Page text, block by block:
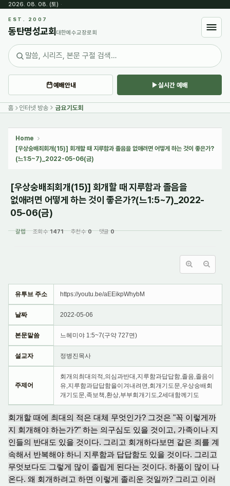
2026. 08. 08. (토) ·
EST. 2007
동탄명성교회 대한예수교장로회
예배안내 실시간 예배
홈 인터넷 방송 금요기도회
Home
[우상숭배죄회개(15)] 회개할 때 지루함과 졸음을 없애려면 어떻게 하는 것이 좋은가?
(느1:5~7)_2022-05-06(금)
[우상숭배죄회개(15)] 회개할 때 지루함과 졸음을
없애려면 어떻게 하는 것이 좋은가?(느1:5~7)_2022-
05-06(금)
갈렙 조회 수1471 추천 수0 댓글0
유투브 주소 https://youtu.be/aEEikpWhybM
날짜 2022-05-06
본문말씀 느헤미야 1:5~7(구약 727면)
설교자 정병진목사
주제어
회개의최대의적,의심과반대,지루함과답답함,졸음,졸음이
유,지루함과답답함을이겨내려면,회개기도문,우상숭배회
개기도문,족보책,환상,부부회개기도,2세대함께기도
회개할 때에 최대의 적은 대체 무엇인가? 그것은 "꼭 이렇게까
지 회개해야 하는가?" 하는 의구심도 있을 것이고, 가족이나 지
인들의 반대도 있을 것이다. 그리고 회개하다보면 같은 죄를 계
속해서 반복해야 하니 지루함과 답답함도 있을 것이다. 그리고
무엇보다도 그렇게 많이 졸립게 된다는 것이다. 하품이 많이 나
온다. 왜 회개하려고 하면 이렇게 졸리운 것일까? 그리고 이러
Sketchbook5, 스케치북5
Sketchbook5, 스케치북5